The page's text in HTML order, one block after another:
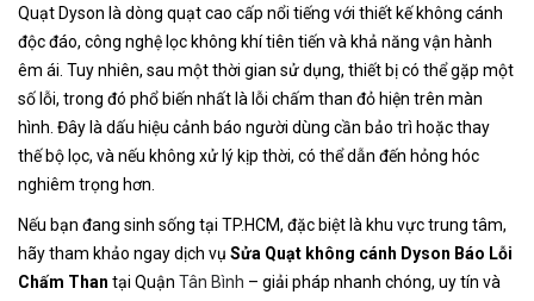
Quạt Dyson là dòng quạt cao cấp nổi tiếng với thiết kế không cánh
độc đáo, công nghệ lọc không khí tiên tiến và khả năng vận hành
êm ái. Tuy nhiên, sau một thời gian sử dụng, thiết bị có thể gặp một
số lỗi, trong đó phổ biến nhất là lỗi chấm than đỏ hiện trên màn
hình. Đây là dấu hiệu cảnh báo người dùng cần bảo trì hoặc thay
thế bộ lọc, và nếu không xử lý kịp thời, có thể dẫn đến hỏng hóc
nghiêm trọng hơn.
Nếu bạn đang sinh sống tại TP.HCM, đặc biệt là khu vực trung tâm,
hãy tham khảo ngay dịch vụ Sửa Quạt không cánh Dyson Báo Lỗi
Chấm Than tại Quận Tân Bình – giải pháp nhanh chóng, uy tín và